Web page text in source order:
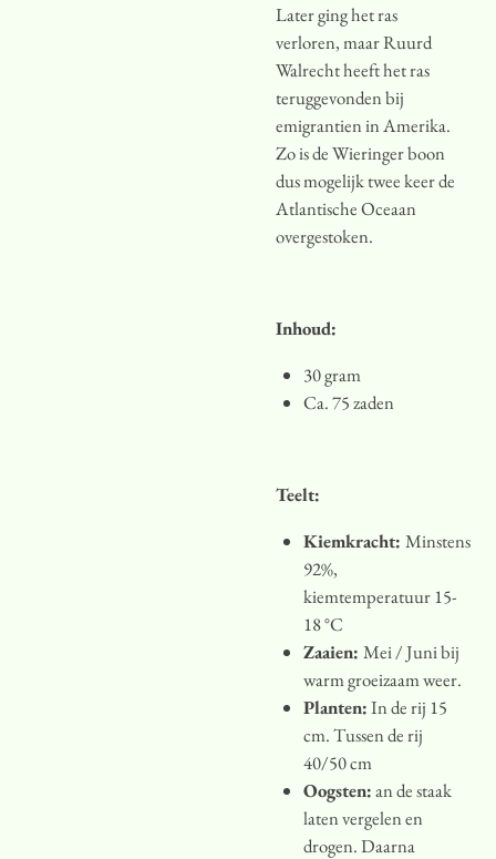
Later ging het ras
verloren, maar Ruurd
Walrecht heeft het ras
teruggevonden bij
emigrantien in Amerika.
Zo is de Wieringer boon
dus mogelijk twee keer de
Atlantische Oceaan
overgestoken.
Inhoud:
30 gram
Ca. 75 zaden
Teelt:
Kiemkracht: Minstens
92%,
kiemtemperatuur 15-
18 °C
Zaaien: Mei / Juni bij
warm groeizaam weer.
Planten:In de rij 15
cm. Tussen de rij
40/50 cm
Oogsten:an de staak
laten vergelen en
drogen. Daarna